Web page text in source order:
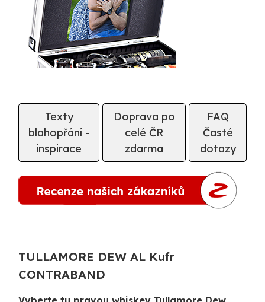
Texty
blahopřání -
inspirace
Doprava po
celé ČR
zdarma
FAQ
Časté
dotazy
TULLAMORE DEW AL Kufr
CONTRABAND